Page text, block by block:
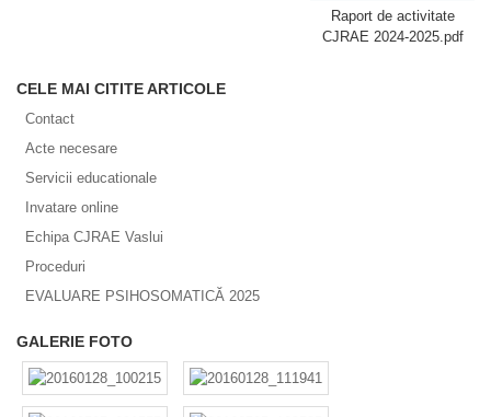
Raport de activitate
CJRAE 2024-2025.pdf
CELE MAI CITITE ARTICOLE
Contact
Acte necesare
Servicii educationale
Invatare online
Echipa CJRAE Vaslui
Proceduri
EVALUARE PSIHOSOMATICĂ 2025
GALERIE FOTO